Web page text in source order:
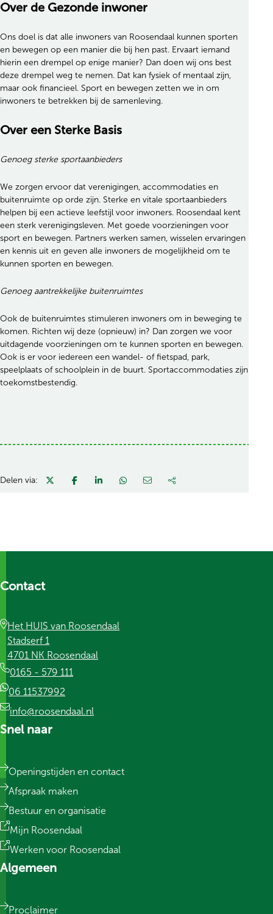
Over de Gezonde inwoner
Ons doel is dat alle inwoners van Roosendaal kunnen sporten
en bewegen op een manier die bij hen past. Ervaart iemand
hierin een drempel op enige manier? Dan doen wij ons best
deze drempel weg te nemen. Dat kan fysiek of mentaal zijn,
maar ook financieel. Sport en bewegen zetten we in om
inwoners te betrekken bij de samenleving.
Over een Sterke Basis
Genoeg sterke sportaanbieders
We zorgen ervoor dat verenigingen, accommodaties en
buitenruimte op orde zijn. Sterke en vitale sportaanbieders
helpen bij een actieve leefstijl voor inwoners. Roosendaal kent
een sterk verenigingsleven. Met goede voorzieningen voor
sport en bewegen. Partners werken samen, wisselen ervaringen
en kennis uit en geven alle inwoners de mogelijkheid om te
kunnen sporten en bewegen.
Genoeg aantrekkelijke buitenruimtes
Ook de buitenruimtes stimuleren inwoners om in beweging te
komen. Richten wij deze (opnieuw) in? Dan zorgen we voor
uitdagende voorzieningen om te kunnen sporten en bewegen.
Ook is er voor iedereen een wandel- of fietspad, park,
speelplaats of schoolplein in de buurt. Sportaccommodaties zijn
toekomstbestendig.
Delen via:
Contact
Het HUIS van Roosendaal
Stadserf 1
4701 NK Roosendaal
0165 - 579 111
06 11537992
info@roosendaal.nl
Snel naar
Openingstijden en contact
Afspraak maken
Bestuur en organisatie
Mijn Roosendaal
Werken voor Roosendaal
Algemeen
Proclaimer